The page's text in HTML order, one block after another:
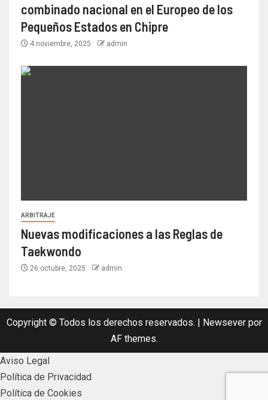
combinado nacional en el Europeo de los
Pequeños Estados en Chipre
4 noviembre, 2025 admin
ARBITRAJE
Nuevas modificaciones a las Reglas de
Taekwondo
26 octubre, 2025 admin
Copyright © Todos los derechos reservados. | Newseverpor
AF themes.
Aviso Legal
Política de Privacidad
Política de Cookies